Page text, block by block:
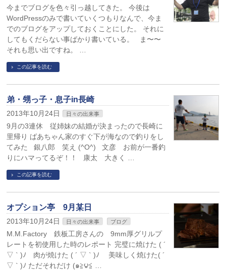
今までブログを色々引っ越してきた。 今後は
WordPressのみで書いていくつもりなんで、今ま
でのブログをアップしておくことにした。 それに
してもくだらない事ばかり書いている。 ま〜〜
それも思い出ですね。 …
この記事を読む
弟・甥っ子・息子in長崎
2013年10月24日 日々の出来事
9月の3連休 従姉妹の結婚が決まったので長崎に
里帰り ばあちゃん家のすぐ下が海なので釣りをし
てみた 銀八郎 笑え (^O^) 文彦 お前が一番釣
りにハマってるぞ！！ 康太 大きく …
この記事を読む
オプション亭 9月某日
2013年10月24日 日々の出来事 ブログ
M.M.Factory 鉄板工房さんの 9mm厚グリルプ
レートを初使用した時のレポート 完璧に焼けた ( ´
▽ ` )ﾉ 肉が焼けた ( ´ ▽ ` )ﾉ 美味しく焼けた( ´
▽ ` )ﾉ ただそれだけ (๑≧౪≦ …